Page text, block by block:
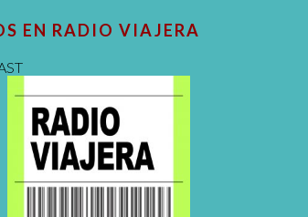
EN RADIO VIAJERA